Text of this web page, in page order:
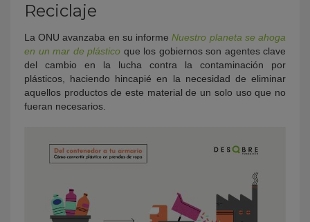
Reciclaje
La ONU avanzaba en su informeNuestro planeta se ahoga
en un mar de plástico que los gobiernos son agentes clave
del cambio en la lucha contra la contaminación por
plásticos, haciendo hincapié en la necesidad de eliminar
aquellos productos de este material de un solo uso que no
fueran necesarios.